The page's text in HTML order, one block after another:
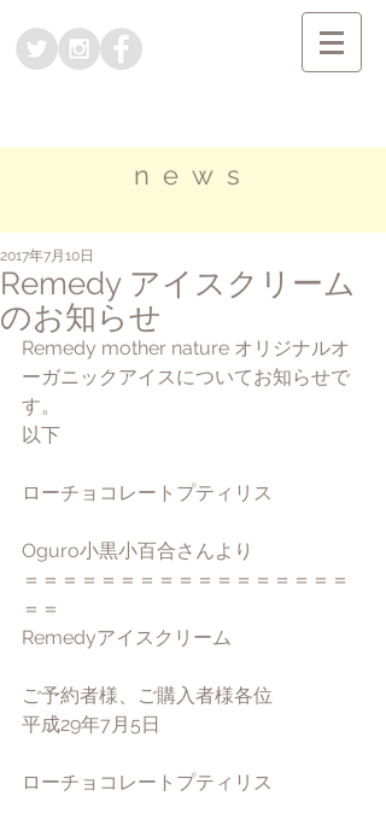
news
Remedy アイスクリーム
のお知らせ
2017年7月10日
Remedy mother nature オリジナルオ
ーガニックアイスについてお知らせで
す。
以下
ローチョコレートプティリス
Oguro小黒小百合さんより
＝＝＝＝＝＝＝＝＝＝＝＝＝＝＝＝＝
＝＝
Remedyアイスクリーム
ご予約者様、ご購入者様各位
平成29年7月5日
ローチョコレートプティリス